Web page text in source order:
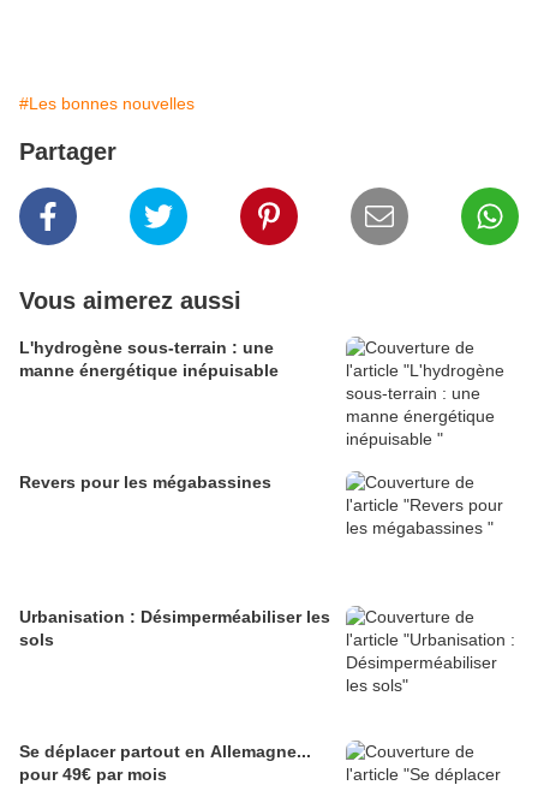
#Les bonnes nouvelles
Partager
Vous aimerez aussi
L'hydrogène sous-terrain : une
manne énergétique inépuisable
Revers pour les mégabassines
Urbanisation : Désimperméabiliser les
sols
Se déplacer partout en Allemagne...
pour 49€ par mois